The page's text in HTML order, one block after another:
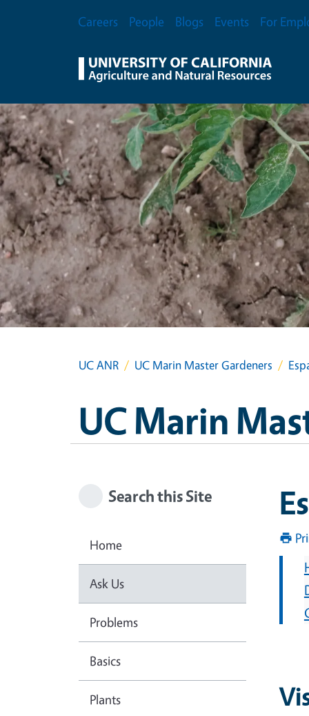
Secondary Menu
Careers People Blogs Events For
UC ANR UC Marin Master Gardeners
UC Marin
Search this Site
Home
Ask Us
Problems
Basics
Plants